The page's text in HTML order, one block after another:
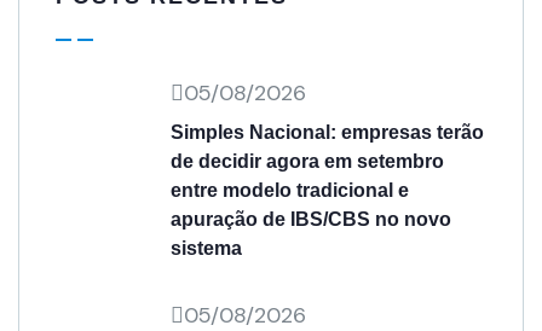
05/08/2026
Simples Nacional: empresas terão
de decidir agora em setembro
entre modelo tradicional e
apuração de IBS/CBS no novo
sistema
05/08/2026